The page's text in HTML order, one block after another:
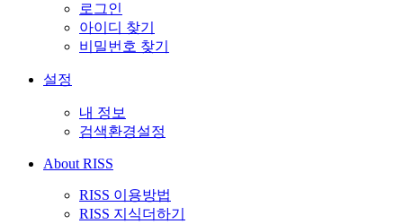
로그인
아이디 찾기
비밀번호 찾기
설정
내 정보
검색환경설정
About RISS
RISS 이용방법
RISS 지식더하기